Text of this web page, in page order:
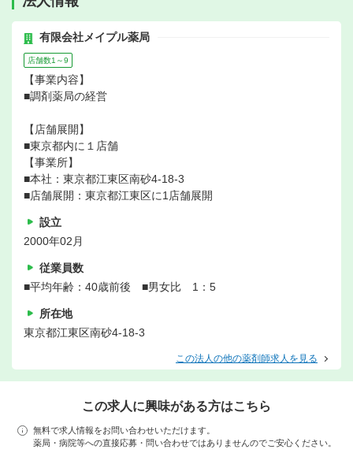
有限会社メイプル薬局
店舗数1～9
【事業内容】
■調剤薬局の経営
【店舗展開】
■東京都内に１店舗
【事業所】
■本社：東京都江東区南砂4-18-3
■店舗展開：東京都江東区に1店舗展開
設立
2000年02月
従業員数
■平均年齢：40歳前後 ■男女比 1：5
所在地
東京都江東区南砂4-18-3
この法人の他の薬剤師求人を見る
この求人に興味がある方はこちら
無料で求人情報をお問い合わせいただけます。
薬局・病院等への直接応募・問い合わせではありませんのでご安心ください。